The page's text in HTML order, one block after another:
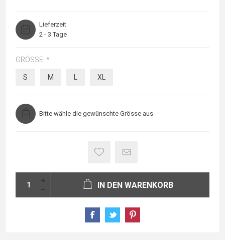
Lieferzeit
2 - 3 Tage
GRÖSSE: *
S M XL
Bitte wähle die gewünschte Grösse aus
IN DEN WARENKORB